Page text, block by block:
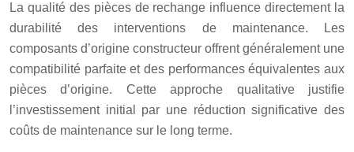
La qualité des pièces de rechange influence directement la
durabilité des interventions de maintenance. Les
composants d’origine constructeur offrent généralement une
compatibilité parfaite et des performances équivalentes aux
pièces d’origine. Cette approche qualitative justifie
l’investissement initial par une réduction significative des
coûts de maintenance sur le long terme.